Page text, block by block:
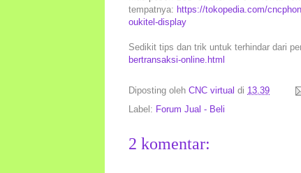
tempatnya: https://tokopedia.com/
oukitel-display
Sedikit tips dan trik untuk terhindar dari
bertransaksi-online.html
Diposting oleh CNC virtual di 13.39
Label: Forum Jual - Beli
2 komentar: